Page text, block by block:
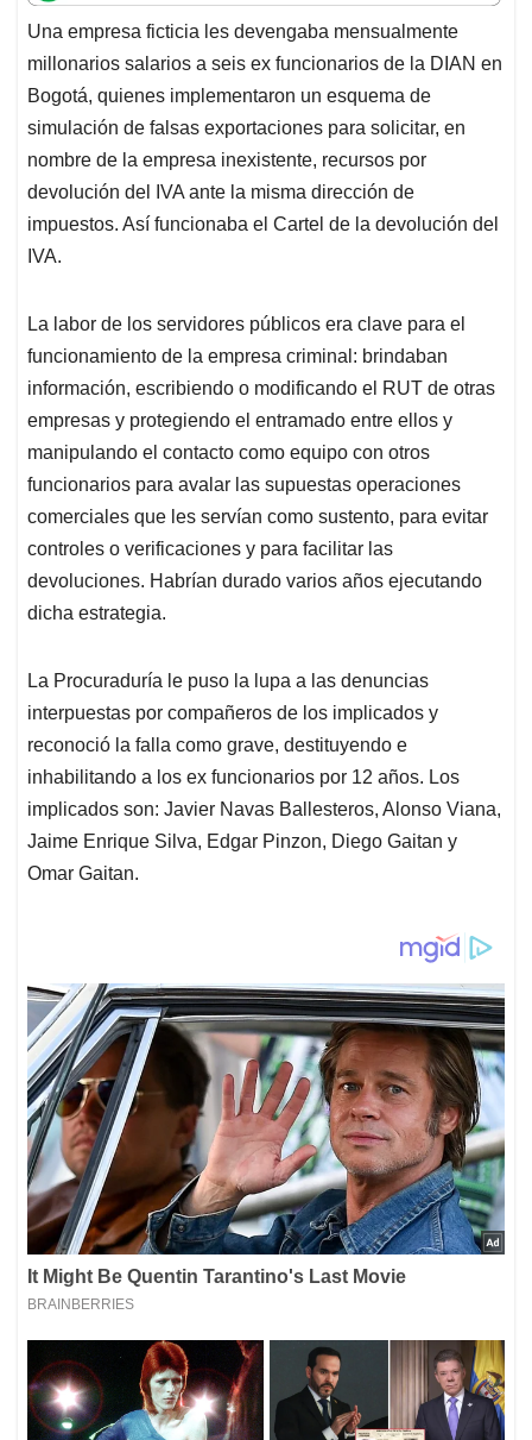
t
s
A
p
p
e
b
o
o
k
k
e
d
I
n
i
l
e
a
d
s
Una empresa ficticia les devengaba mensualmente
millonarios salarios a seis ex funcionarios de la DIAN en
Bogotá, quienes implementaron un esquema de
simulación de falsas exportaciones para solicitar, en
nombre de la empresa inexistente, recursos por
devolución del IVA ante la misma dirección de
impuestos. Así funcionaba el Cartel de la devolución del
IVA.
La labor de los servidores públicos era clave para el
funcionamiento de la empresa criminal: brindaban
información, escribiendo o modificando el RUT de otras
empresas y protegiendo el entramado entre ellos y
manipulando el contacto como equipo con otros
funcionarios para avalar las supuestas operaciones
comerciales que les servían como sustento, para evitar
controles o verificaciones y para facilitar las
devoluciones. Habrían durado varios años ejecutando
dicha estrategia.
La Procuraduría le puso la lupa a las denuncias
interpuestas por compañeros de los implicados y
reconoció la falla como grave, destituyendo e
inhabilitando a los ex funcionarios por 12 años. Los
implicados son: Javier Navas Ballesteros, Alonso Viana,
Jaime Enrique Silva, Edgar Pinzon, Diego Gaitan y
Omar Gaitan.